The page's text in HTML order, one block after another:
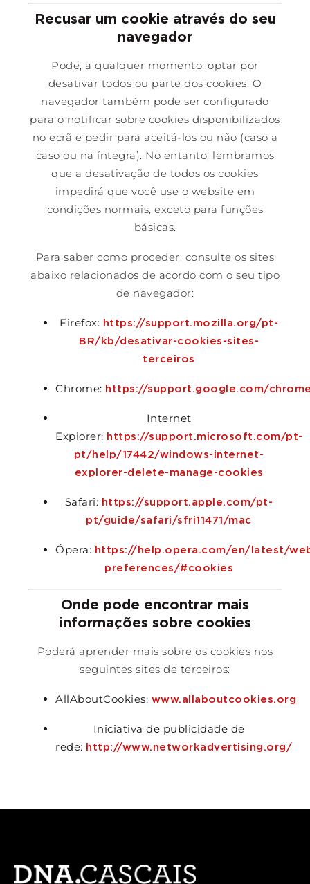
Recusar um cookie através do seu
navegador
Pode, a qualquer momento, optar por
desativar todos ou parte dos cookies. O
navegador também pode ser configurado
para o notificar sobre cookies disponibilizados
no ecrã e pedir para aceitá-los ou não (caso a
caso ou na íntegra). No entanto, lembramos
que a desativação de todos os cookies
impedirá que você use o website em
condições normais, exceto para funções
básicas.
Para saber como proceder, consulte os sites
abaixo relacionados de acordo com o seu tipo
de navegador:
Firefox: https://support.mozilla.org/pt-
BR/kb/desativar-cookies-sites-
terceiros
Chrome: https://support.google.com/
Internet
Explorer: https://support.microsoft.com/pt-
pt/help/17442/windows-internet-
explorer-delete-manage-cookies
Safari: https://support.apple.com/pt-
pt/guide/safari/sfri11471/mac
Ópera: https://help.opera.com/en/latest/
preferences/#cookies
Onde pode encontrar mais
informações sobre cookies
Poderá aprender mais sobre os cookies nos
seguintes sites de terceiros:
AllAboutCookies: www.allaboutcookies.org
Iniciativa de publicidade de
rede: http://www.networkadvertising.org/